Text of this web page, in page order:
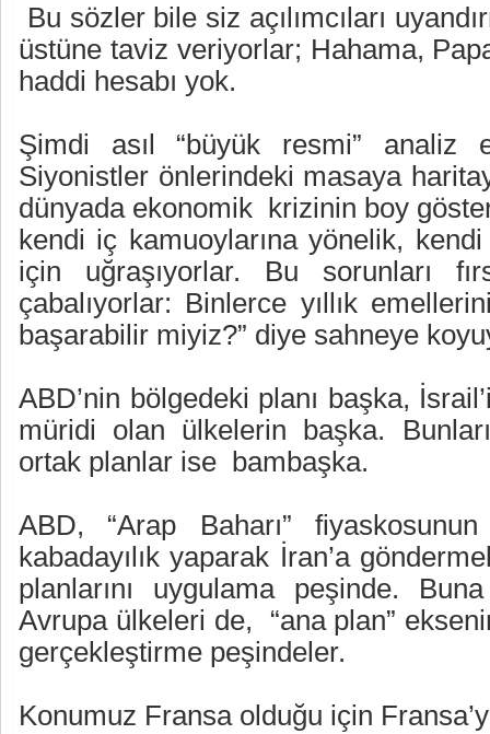
Bu sözler bile siz açılımcıları
üstüne taviz veriyorlar; Hahama,
haddi hesabı yok.
Şimdi asıl “büyük resmi” analiz
Siyonistler önlerindeki masaya
dünyada ekonomik krizinin boy
kendi iç kamuoylarına yönelik,
için uğraşıyorlar. Bu sorunları
çabalıyorlar: Binlerce yıllık
başarabilir miyiz?” diye sahneye
ABD’nin bölgedeki planı başka,
müridi olan ülkelerin başka.
ortak planlar ise bambaşka.
ABD, “Arap Baharı”
kabadayılık yaparak İran’a
planlarını uygulama peşinde.
Avrupa ülkeleri de,
“ana plan”
gerçekleştirme peşindeler.
Konumuz Fransa olduğu için